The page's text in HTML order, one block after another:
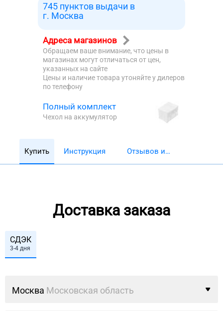
745 пунктов выдачи в
г. Москва
Адреса магазинов
Обращаем ваше внимание, что цены в
магазинах могут отличаться от цен,
указанных на сайте
Цены и наличие товара утоняйте у дилеров
по телефону
Полный комплект
Чехол на аккумулятор
Купить Инструкция
Отзывов и
Доставка заказа
СДЭК
3-4 дня
Москва Московская область